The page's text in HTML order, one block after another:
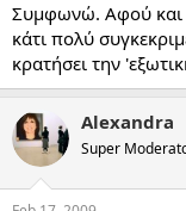
Συμφωνώ. Αφού και
κάτι πολύ
κρατήσει την
Alexandra
Super